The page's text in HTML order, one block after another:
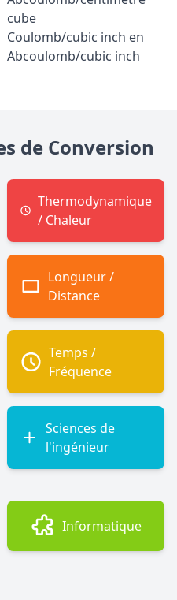
cube
Coulomb/cubic inch en
Abcoulomb/cubic inch
de Conversion
Thermodynamique
/ Chaleur
Longueur /
Distance
Temps /
Fréquence
Sciences de
l'ingénieur
Informatique